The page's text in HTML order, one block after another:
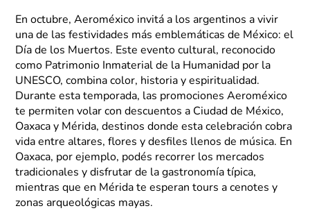
En octubre, Aeroméxico invitá a los argentinos a vivir
una de las festividades más emblemáticas de México: el
Día de los Muertos. Este evento cultural, reconocido
como Patrimonio Inmaterial de la Humanidad por la
UNESCO, combina color, historia y espiritualidad.
Durante esta temporada, las promociones Aeroméxico
te permiten volar con descuentos a Ciudad de México,
Oaxaca y Mérida, destinos donde esta celebración cobra
vida entre altares, flores y desfiles llenos de música. En
Oaxaca, por ejemplo, podés recorrer los mercados
tradicionales y disfrutar de la gastronomía típica,
mientras que en Mérida te esperan tours a cenotes y
zonas arqueológicas mayas.